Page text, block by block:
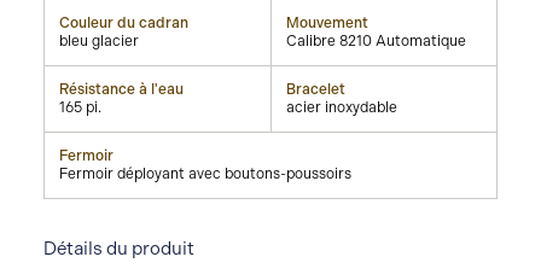
Couleur du cadran
bleu glacier
Mouvement
Calibre 8210 Automatique
Résistance à l'eau
165 pi.
Bracelet
acier inoxydable
Fermoir
Fermoir déployant avec boutons-poussoirs
Détails du produit